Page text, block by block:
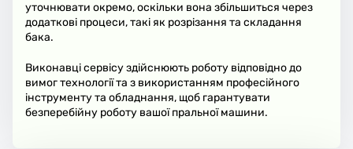
уточнювати окремо, оскільки вона збільшиться через
додаткові процеси, такі як розрізання та складання
бака.
Виконавці сервісу здійснюють роботу відповідно до
вимог технології та з використанням професійного
інструменту та обладнання, щоб гарантувати
безперебійну роботу вашої пральної машини.